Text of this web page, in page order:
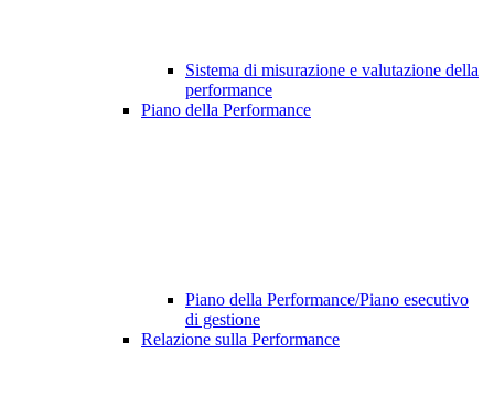
Sistema di misurazione e valutazione della
performance
Piano della Performance
Piano della Performance/Piano esecutivo
di gestione
Relazione sulla Performance